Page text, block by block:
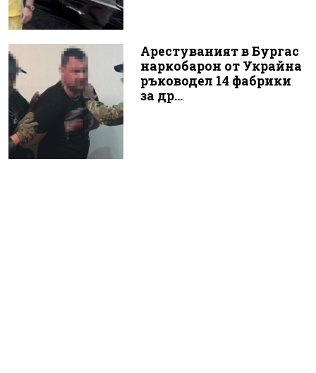
Арестуваният в Бургас
наркобарон от Украйна
ръководел 14 фабрики
за др...